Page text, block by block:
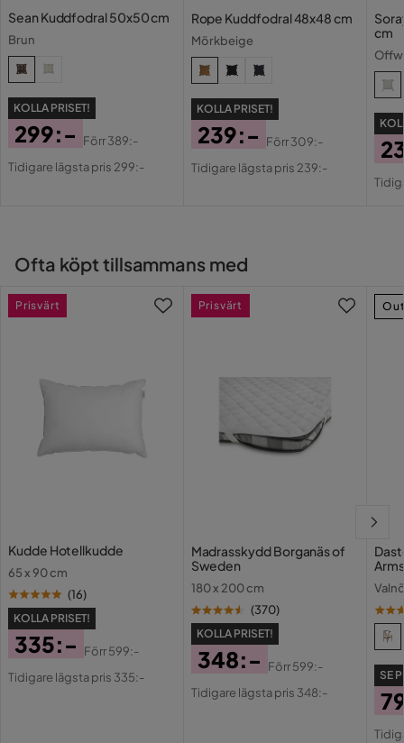
Sean Kuddfodral 50x50 cm
Brun
KOLLA PRISET!
Pris
299:-
Original
Förr389:-
Tidigare lägsta pris 299:-
Rope Kuddfodral 48x48 cm
Mörkbeige
KOLLA PRISET!
Pris
239:-
Original
Förr309:-
Tidigare lägsta pris 239:-
cm
Ofta köpt tillsammans med
Kudde Hotellkudde
65 x 90 cm
(16)
KOLLA PRISET!
Pris
335:-
Original
Förr599:-
Tidigare lägsta pris 335:-
Prisvärt
Madrasskydd Borganäs of
Sweden
180 x 200 cm
(370)
KOLLA PRISET!
Pris
348:-
Original
Förr599:-
Tidigare lägsta pris 348:-
Prisvärt
SE